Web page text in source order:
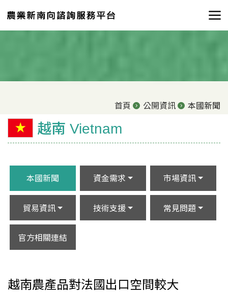
首頁 公開資訊 本國新聞
越南 Vietnam
本國新聞 資金需求 市場資訊
貿易資訊 技術支援 常見問題
官方相關連結
越南農產品對法國出口空間較大